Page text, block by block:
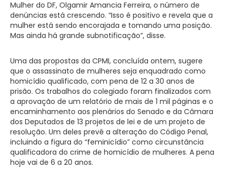
Mulher do DF, Olgamir Amancia Ferreira, o número de
denúncias está crescendo. “Isso é positivo e revela que a
mulher está sendo encorajada e tomando uma posição.
Mas ainda há grande subnotificação”, disse.
Uma das propostas da CPMI, concluída ontem, sugere
que o assassinato de mulheres seja enquadrado como
homicídio qualificado, com pena de 12 a 30 anos de
prisão. Os trabalhos do colegiado foram finalizados com
a aprovação de um relatório de mais de 1 mil páginas e o
encaminhamento aos plenários do Senado e da Câmara
dos Deputados de 13 projetos de lei e de um projeto de
resolução. Um deles prevê a alteração do Código Penal,
incluindo a figura do “feminicídio” como circunstância
qualificadora do crime de homicídio de mulheres. A pena
hoje vai de 6 a 20 anos.